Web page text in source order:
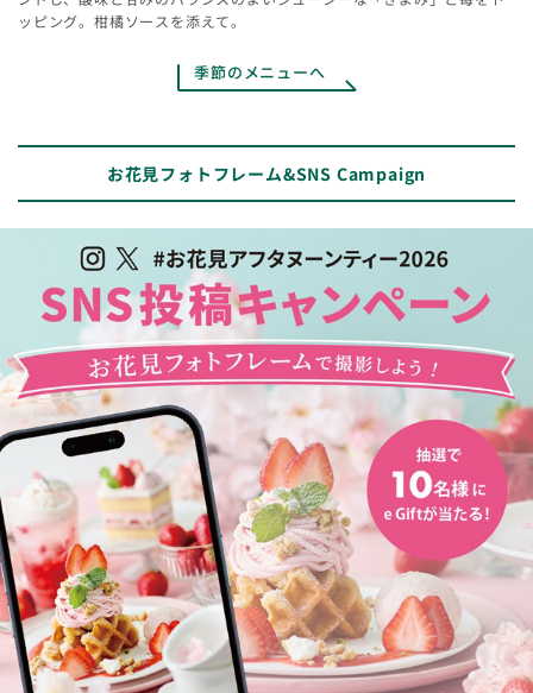
ッピング。柑橘ソースを添えて。
季節のメニューへ
お花見フォトフレーム&SNS Campaign